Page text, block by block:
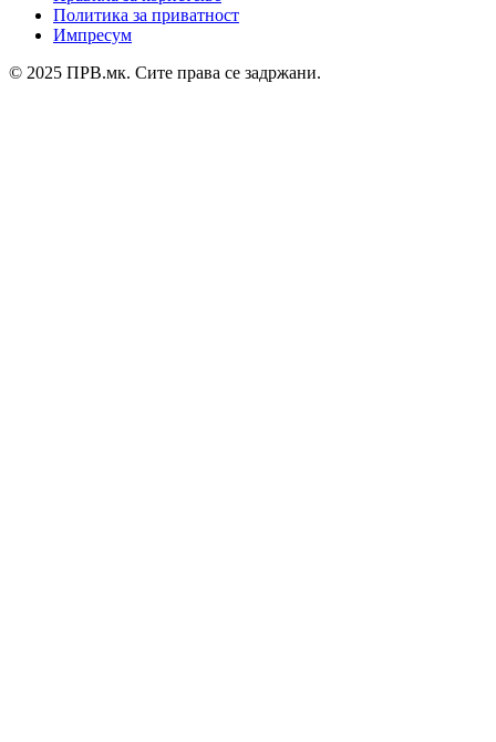
Политика за приватност
Импресум
© 2025 ПРВ.мк. Сите права се задржани.